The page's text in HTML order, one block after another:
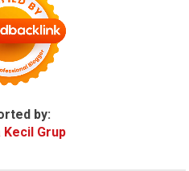
by:
Kecil Grup